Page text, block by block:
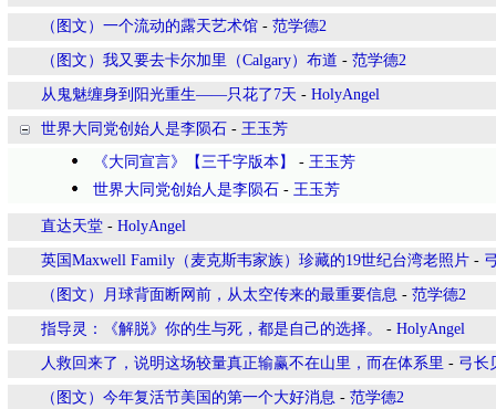
（图文）一个流动的露天艺术馆 - 范学德2
（图文）我又要去卡尔加里（Calgary）布道 - 范学德2
从鬼魅缠身到阳光重生——只花了7天 - HolyAngel
世界大同党创始人是李陨石 - 王玉芳
《大同宣言》【三千字版本】
- 王玉芳
世界大同党创始人是李陨石 - 王玉芳
直达天堂 - HolyAngel
英国Maxwell Family（麦克斯韦家族）珍藏的19世纪台湾老照片 -
（图文）月球背面断网前，从太空传来的最重要信息 - 范学德2
指导灵：《解脱》你的生与死，都是自己的选择。 - HolyAngel
人救回来了，说明这场较量真正输赢不在山里，而在体系里 - 弓长
（图文）今年复活节美国的第一个大好消息 - 范学德2